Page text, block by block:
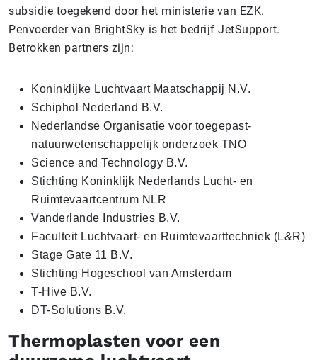
subsidie toegekend door het ministerie van EZK.
Penvoerder van BrightSky is het bedrijf JetSupport.
Betrokken partners zijn:
Koninklijke Luchtvaart Maatschappij N.V.
Schiphol Nederland B.V.
Nederlandse Organisatie voor toegepast-
natuurwetenschappelijk onderzoek TNO
Science and Technology B.V.
Stichting Koninklijk Nederlands Lucht- en
Ruimtevaartcentrum NLR
Vanderlande Industries B.V.
Faculteit Luchtvaart- en Ruimtevaarttechniek (L&R)
Stage Gate 11 B.V.
Stichting Hogeschool van Amsterdam
T-Hive B.V.
DT-Solutions B.V.
Thermoplasten voor een